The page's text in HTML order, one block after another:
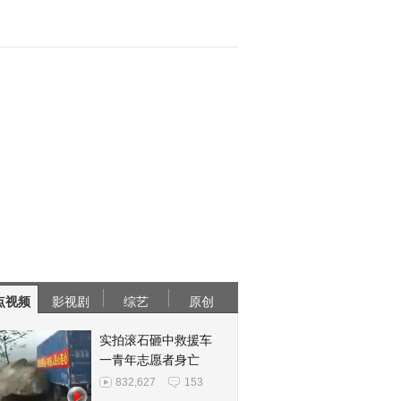
视频 影视剧 综艺 原创
实拍滚石砸中救援车
一青年志愿者身亡
832,627 153